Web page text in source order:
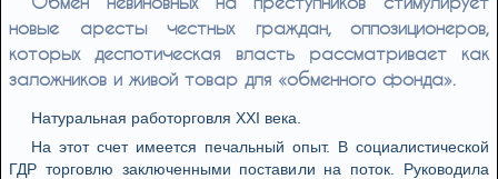
новые аресты честных граждан, оппозиционеров,
которых деспотическая власть рассматривает как
заложников и живой товар для «обменного фонда».
Натуральная работорговля XXI века.
На этот счет имеется печальный опыт. В социалистической
ГДР торговлю заключенными поставили на поток. Руководила